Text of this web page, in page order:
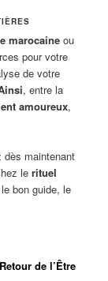
marocaine ou
pour votre
de votre
, entre la
amoureux,
dès maintenant
lerituel
bon guide, le
de l’Être